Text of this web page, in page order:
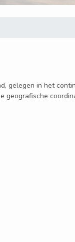
gelegen in het
geografische